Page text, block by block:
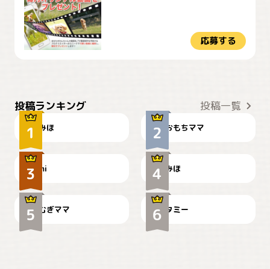
応募する
投稿ランキング 投稿一覧
みほ おもちママ
可愛い？
mi
見てるぞぉ
みほ
🌻とむぎ！
むぎママ
ドーベルマンのお友達邸に
て
タミー